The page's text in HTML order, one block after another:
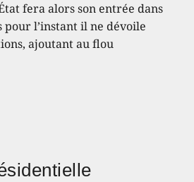
fera alors son entrée dans
l’instant il ne dévoile
ajoutant au flou